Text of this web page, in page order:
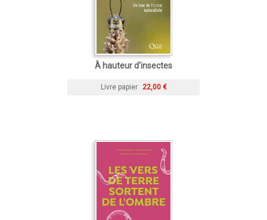
À hauteur d'insectes
Livre papier 22,00 €